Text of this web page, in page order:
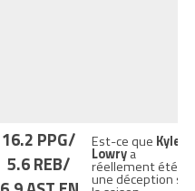
16.2 PPG/
5.6 REB/
Est-ce que Kyle
Lowrya
réellement été
une déception sur